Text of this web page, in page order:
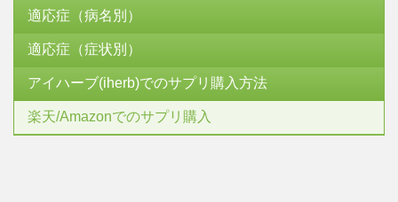
適応症（病名別）
適応症（症状別）
アイハーブ(iherb)でのサプリ購入方法
楽天/Amazonでのサプリ購入